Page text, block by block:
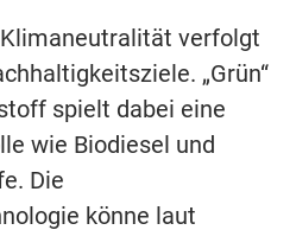
verfolgt
„Grün“
spielt dabei eine
wie Biodiesel und
Die
könne laut